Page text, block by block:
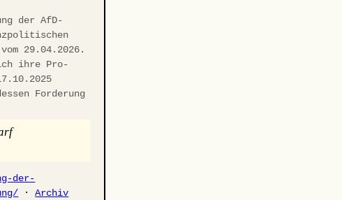
der AfD-
29.04.2026.
ihre Pro-
Forderung
der-
·Archiv